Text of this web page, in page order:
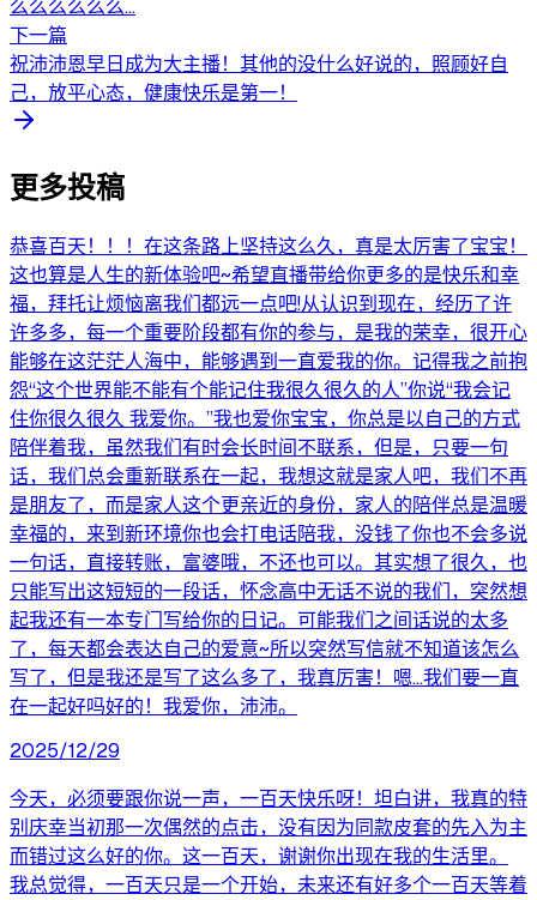
么么么么么么...
下一篇
祝沛沛恩早日成为大主播！其他的没什么好说的，照顾好自
己，放平心态，健康快乐是第一！
更多投稿
恭喜百天！！！在这条路上坚持这么久，真是太厉害了宝宝！
这也算是人生的新体验吧~希望直播带给你更多的是快乐和幸
福，拜托让烦恼离我们都远一点吧!从认识到现在，经历了许
许多多，每一个重要阶段都有你的参与，是我的荣幸，很开心
能够在这茫茫人海中，能够遇到一直爱我的你。记得我之前抱
怨“这个世界能不能有个能记住我很久很久的人”你说“我会记
住你很久很久 我爱你。”我也爱你宝宝，你总是以自己的方式
陪伴着我，虽然我们有时会长时间不联系，但是，只要一句
话，我们总会重新联系在一起，我想这就是家人吧，我们不再
是朋友了，而是家人这个更亲近的身份，家人的陪伴总是温暖
幸福的，来到新环境你也会打电话陪我，没钱了你也不会多说
一句话，直接转账，富婆哦，不还也可以。其实想了很久，也
只能写出这短短的一段话，怀念高中无话不说的我们，突然想
起我还有一本专门写给你的日记。可能我们之间话说的太多
了，每天都会表达自己的爱意~所以突然写信就不知道该怎么
写了，但是我还是写了这么多了，我真厉害！嗯…我们要一直
在一起好吗好的！我爱你，沛沛。
2025/12/29
今天，必须要跟你说一声，一百天快乐呀！坦白讲，我真的特
别庆幸当初那一次偶然的点击，没有因为同款皮套的先入为主
而错过这么好的你。这一百天，谢谢你出现在我的生活里。
我总觉得，一百天只是一个开始，未来还有好多个一百天等着